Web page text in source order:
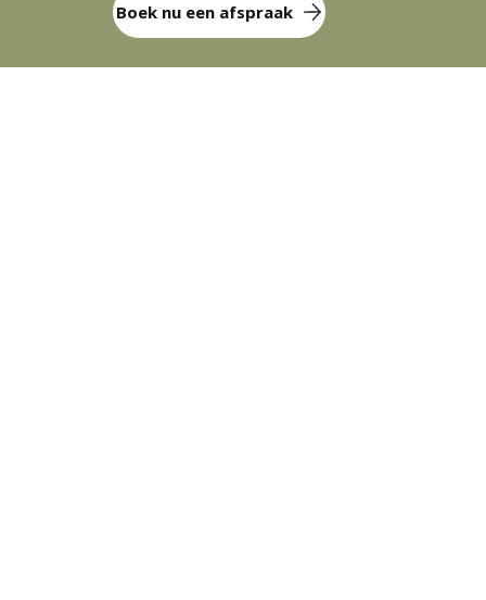
Boek nu een afspraak